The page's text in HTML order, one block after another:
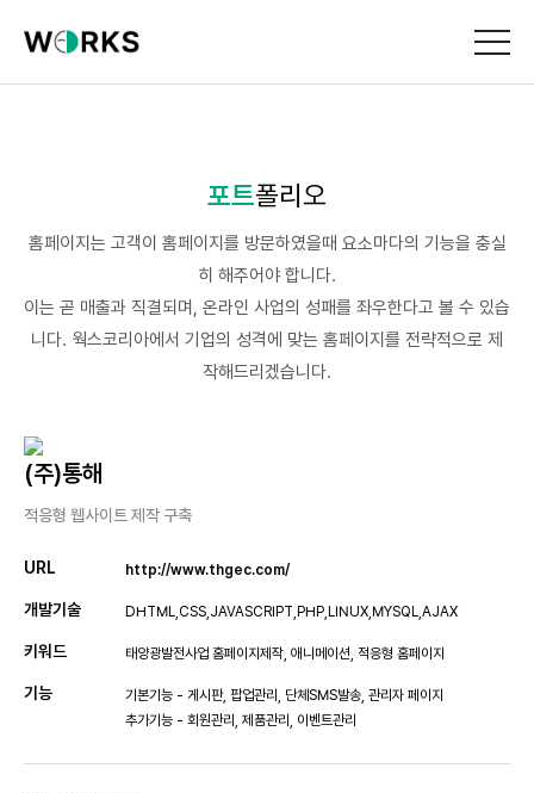
포트폴리오
홈페이지는 고객이 홈페이지를 방문하였을때 요소마다의 기능을 충실
히 해주어야 합니다.
이는 곧 매출과 직결되며, 온라인 사업의 성패를 좌우한다고 볼 수 있습
니다. 웍스코리아에서 기업의 성격에 맞는 홈페이지를 전략적으로 제
작해드리겠습니다.
(주)통해
적응형 웹사이트 제작 구축
URL http://www.thgec.com/
개발기술 DHTML,CSS,JAVASCRIPT,PHP,LINUX,MYSQL,AJAX
키워드 태양광발전사업 홈페이지제작, 애니메이션, 적응형 홈페이지
기능
기본기능 - 게시판, 팝업관리, 단체SMS발송, 관리자 페이지
추가기능 - 회원관리, 제품관리, 이벤트관리